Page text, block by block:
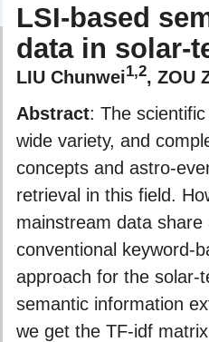
LSI-based
data in solar-
LIU Chunwei1,2, ZOU
Abstract: The
wide variety, and
concepts and astro-
retrieval in this field.
mainstream data
conventional keyword-
approach for the solar-
semantic information
we get the TF-idf